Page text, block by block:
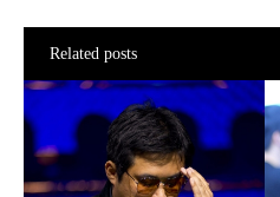
Related posts